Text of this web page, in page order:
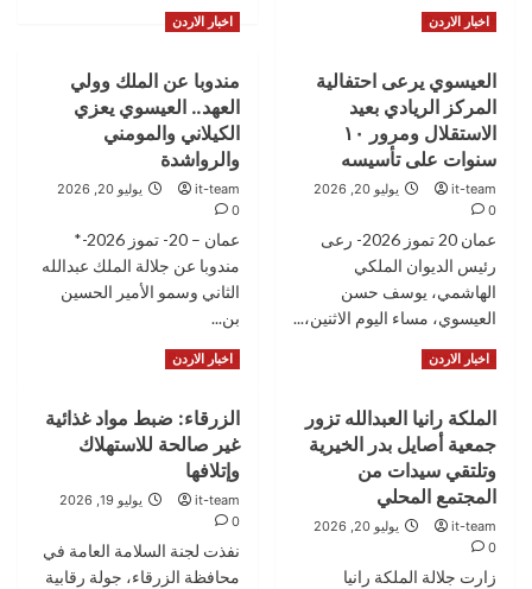
Read More
Read
مكافحة
المخدرات
القبض
على
١٧
من
تجّار
ومروجي
المواد
المخدرة
خلال
٨
قضايا
نوعية
خلال
more
about
إعفاءات
وتسويات
ديون
لدعم
القطاع
السياحي
البترا
اخبار الاردن
العيسوي يرعى احتفالية
المركز الريادي بعيد
الاستقلال ومرور ١٠
سنوات على تأسيسه
it-team
يوليو 20, 2026
0
‏‏عمان 20 تموز 2026- رعى
رئيس الديوان الملكي
الهاشمي، يوسف حسن
العيسوي، مساء اليوم الاثنين،...
Read More
Read
العيسوي
يرعى
احتفالية
المركز
الريادي
بعيد
ومرور
اخبار الاردن
مندوبا عن الملك وولي
العهد.. العيسوي يعزي
الكيلاني والمومني
والرواشدة
it-team
يوليو 20, 2026
0
عمان – 20- تموز 2026-*
مندوبا عن جلالة الملك عبدالله
الثاني وسمو الأمير الحسين
بن...
Read More
Read
مندوبا
عن
العهد..
يعزي
الكيلاني
اخبار الاردن
الملكة رانيا العبدالله تزور
جمعية أصايل بدر الخيرية
وتلتقي سيدات من
المجتمع المحلي
it-team
يوليو 20, 2026
0
زارت جلالة الملكة رانيا
اخبار الاردن
الزرقاء: ضبط مواد غذائية
غير صالحة للاستهلاك
وإتلافها
it-team
يوليو 19, 2026
0
نفذت لجنة السلامة العامة في
محافظة الزرقاء، جولة رقابية